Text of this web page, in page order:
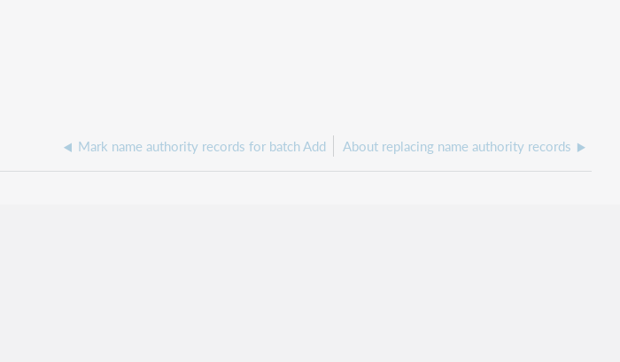
Mark name authority records for batch Add About replacing name authority records